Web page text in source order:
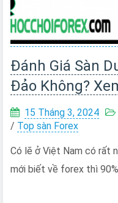
Đánh Giá Sàn
Đảo Không?
15 Tháng 3, 2024
/ Top sàn Forex
Có lẽ ở Việt Nam có rất
mới biết về forex thì